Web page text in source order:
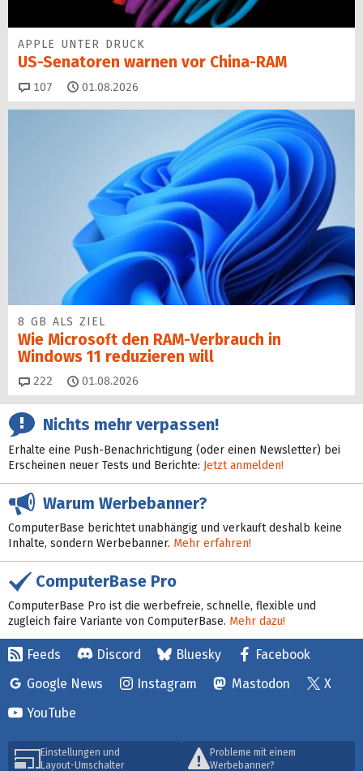
APPLE UNTER DRUCK
US-Senatoren warnen vor China-RAM
107 Kommentare
01.08.2026
8 GB ALS ZIEL
Wie Microsoft den RAM-Verbrauch in
Windows 11 reduzieren will
222 Kommentare
01.08.2026
Nichts mehr verpassen!
Erhalte eine Push-Benachrichtigung (oder einen Newsletter) bei
Erscheinen neuer Tests und Berichte: Jetzt anmelden!
Warum Werbebanner?
ComputerBase berichtet unabhängig und verkauft deshalb keine
Inhalte, sondern Werbebanner. Mehr erfahren!
ComputerBase Pro
ComputerBase Pro ist die werbefreie, schnelle, flexible und
zugleich faire Variante von ComputerBase. Mehr dazu!
Feeds Discord Bluesky
Facebook
Google News
Instagram Mastodon
X
YouTube
Einstellungen und
Layout-Umschalter
Probleme mit einem
Werbebanner?